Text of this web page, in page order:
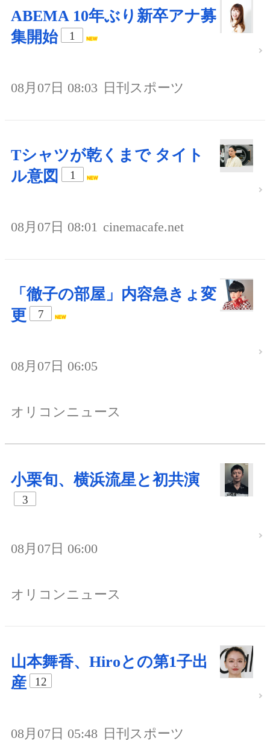
ABEMA 10年ぶり新卒アナ募
集開始
1
08月07日 08:03 日刊スポーツ
Tシャツが乾くまで タイト
ル意図
1
08月07日 08:01 cinemacafe.net
「徹子の部屋」内容急きょ変
更
7
08月07日 06:05
オリコンニュース
小栗旬、横浜流星と初共演
3
08月07日 06:00
オリコンニュース
山本舞香、Hiroとの第1子出
産
12
08月07日 05:48 日刊スポーツ